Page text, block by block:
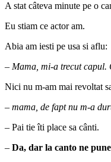
A stat câteva minute pe o
Eu stiam ce actor am.
Abia am iesti pe usa si aflu:
– Mama, mi-a trecut capul.
Nici nu m-am mai revoltat
– mama, de fapt nu m-a
– Pai tie îti place sa cânti.
– Da, dar la canto ne